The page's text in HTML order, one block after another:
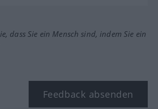
dass Sie ein Mensch sind, indem Sie ein
Feedback absenden